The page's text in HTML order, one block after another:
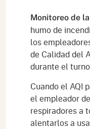
Monitoreo de
humo de
los
de Calidad del
durante el
Cuando el AQI
el empleador
respiradores a
alentarlos a